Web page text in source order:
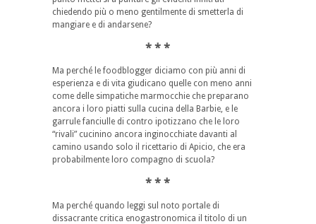
chiedendo più o meno gentilmente di smetterla di
mangiare e di andarsene?
* * *
Ma perché le foodblogger diciamo con più anni di
esperienza e di vita giudicano quelle con meno anni
come delle simpatiche marmocchie che preparano
ancora i loro piatti sulla cucina della Barbie, e le
garrule fanciulle di contro ipotizzano che le loro
“rivali” cucinino ancora inginocchiate davanti al
camino usando solo il ricettario di Apicio, che era
probabilmente loro compagno di scuola?
* * *
Ma perché quando leggi sul noto portale di
dissacrante critica enogastronomica il titolo di un